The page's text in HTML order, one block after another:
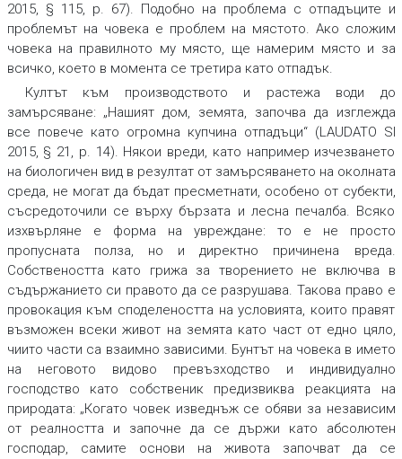
2015, § 115, p. 67). Подобно на проблема с отпадъците и
проблемът на човека е проблем на мястото. Ако сложим
човека на правилното му място, ще намерим място и за
всичко, което в момента се третира като отпадък.
Култът към производството и растежа води до
замърсяване: „Нашият дом, земята, започва да изглежда
все повече като огромна купчина отпадъци“ (LAUDATO SI
2015, § 21, p. 14). Някои вреди, като например изчезването
на биологичен вид в резултат от замърсяването на околната
среда, не могат да бъдат пресметнати, особено от субекти,
съсредоточили се върху бързата и лесна печалба. Всяко
изхвърляне е форма на увреждане: то е не просто
пропусната полза, но и директно причинена вреда.
Собствеността като грижа за творението не включва в
съдържанието си правото да се разрушава. Такова право е
провокация към споделеността на условията, които правят
възможен всеки живот на земята като част от едно цяло,
чиито части са взаимно зависими. Бунтът на човека в името
на неговото видово превъзходство и индивидуално
господство като собственик предизвиква реакцията на
природата: „Когато човек изведнъж се обяви за независим
от реалността и започне да се държи като абсолютен
господар, самите основи на живота започват да се